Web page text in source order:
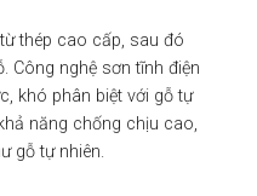
thép cao cấp, sau đó
Công nghệ sơn tĩnh điện
khó phân biệt với gỗ tự
năng chống chịu cao,
gỗ tự nhiên.